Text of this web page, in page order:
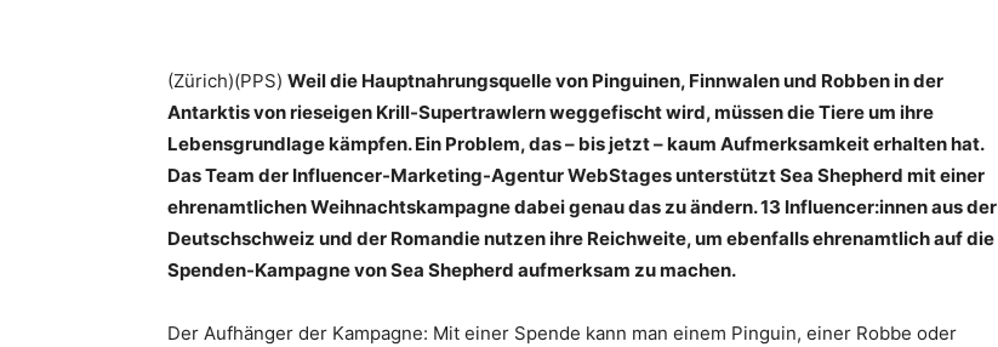
(Zürich)(PPS) Weil die Hauptnahrungsquelle von Pinguinen, Finnwalen und Robben in der
Antarktis von rieseigen Krill-Supertrawlern weggefischt wird, müssen die Tiere um ihre
Lebensgrundlage kämpfen. Ein Problem, das – bis jetzt – kaum Aufmerksamkeit erhalten hat.
Das Team der Influencer-Marketing-Agentur WebStages unterstützt Sea Shepherd mit einer
ehrenamtlichen Weihnachtskampagne dabei genau das zu ändern. 13 Influencer:innen aus der
Deutschschweiz und der Romandie nutzen ihre Reichweite, um ebenfalls ehrenamtlich auf die
Spenden-Kampagne von Sea Shepherd aufmerksam zu machen.
Der Aufhänger der Kampagne: Mit einer Spende kann man einem Pinguin, einer Robbe oder